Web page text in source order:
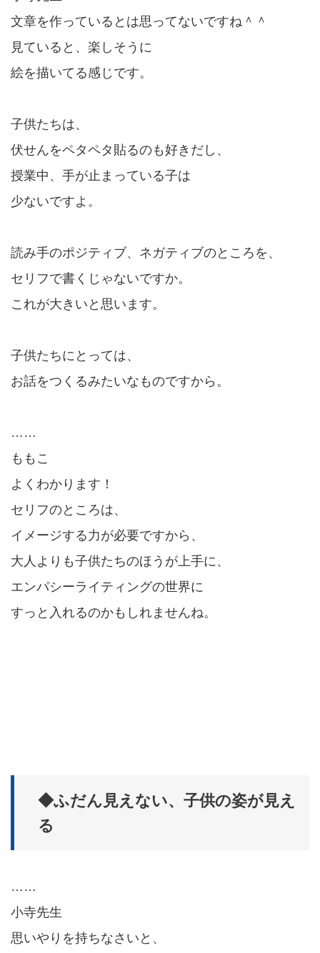
文章を作っているとは思ってないですね＾＾
見ていると、楽しそうに
絵を描いてる感じです。
子供たちは、
伏せんをペタペタ貼るのも好きだし、
授業中、手が止まっている子は
少ないですよ。
読み手のポジティブ、ネガティブのところを、
セリフで書くじゃないですか。
これが大きいと思います。
子供たちにとっては、
お話をつくるみたいなものですから。
……
ももこ
よくわかります！
セリフのところは、
イメージする力が必要ですから、
大人よりも子供たちのほうが上手に、
エンパシーライティングの世界に
すっと入れるのかもしれませんね。
◆ふだん見えない、子供の姿が見え
る
……
小寺先生
思いやりを持ちなさいと、